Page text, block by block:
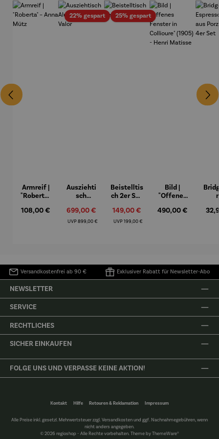
Armreif |
"Roberta"
Mütz
Regulärer Preis:
108,00 €
22% gespartRabatt
Ausziehti
sch
m – Valor
Verkaufspreis:
699,00 €
UVP Regulärer Preis:
899,00 €
25% gespartRabatt
Beistelltis
ch 2er Set
Verkaufspreis:
149,00 €
UVPRegulärer Preis:
199,00 €
Bild |
"Offenes
Collioure"
Regulärer Preis:
490,00 €
Versandkostenfrei ab 90 € Exklusiver Rabatt für Newsletter-Abo
NEWSLETTER
SERVICE
RECHTLICHES
SICHER EINKAUFEN
FOLGE UNS UND VERPASSE KEINE AKTION!
Kontakt Hilfe Retouren & Reklamation Impressum
Alle Preise inkl. gesetzl. Mehrwertsteuer zzgl.Versandkostenund ggf. Nachnahmegebühren, wenn
nicht anders angegeben.
© 2026 regioshop - Alle Rechte vorbehalten. Theme byThemeWare®